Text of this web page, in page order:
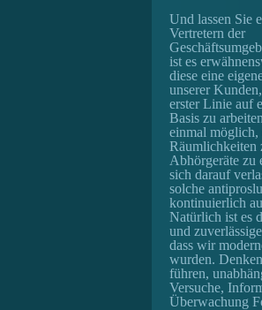
Und lassen Sie
Vertretern der
ist es
diese eine
unserer
erster Linie auf
Basis zu
einmal möglich,
Räumlichkeiten
Abhörgeräte zu
sich darauf
solche
kontinuierlich
Natürlich ist es
und
dass wir
wurden.
führen,
Versuche,
Überwachung